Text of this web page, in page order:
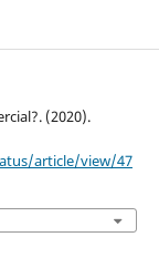
(2020).
article/view/47